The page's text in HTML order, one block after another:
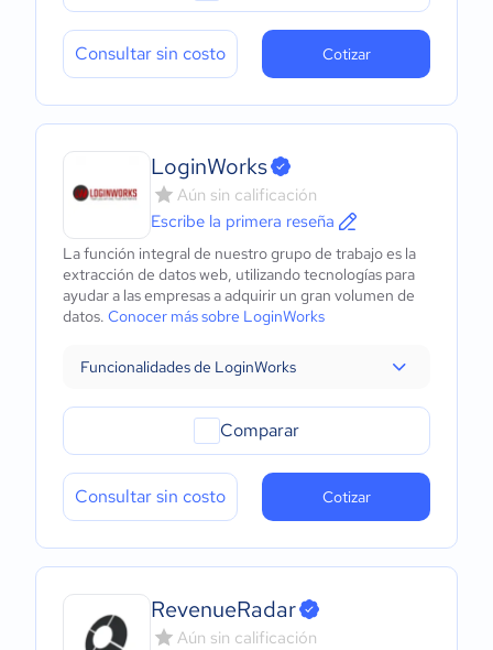
Consultar sin costo Cotizar
LoginWorks
Aún sin calificación
Escribe la primera reseña
La función integral de nuestro grupo de trabajo es la
extracción de datos web, utilizando tecnologías para
ayudar a las empresas a adquirir un gran volumen de
datos. Conocer más sobre LoginWorks
Funcionalidades de LoginWorks
Comparar
Consultar sin costo Cotizar
RevenueRadar
Aún sin calificación